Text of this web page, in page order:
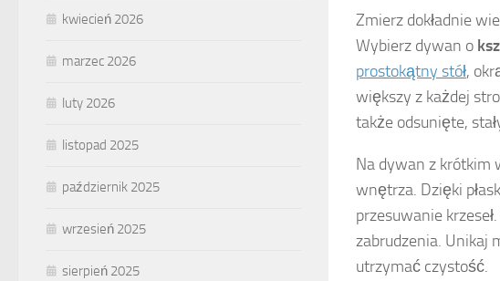
Zmierz dokładnie
Wybierz dywan o
prostokątny stół,
większy z każdej
także odsunięte,
Na dywan z krótkim
wnętrza. Dzięki
przesuwanie
zabrudzenia. Unikaj
utrzymać czystość.
kwiecień 2026
marzec 2026
luty 2026
listopad 2025
październik 2025
wrzesień 2025
sierpień 2025